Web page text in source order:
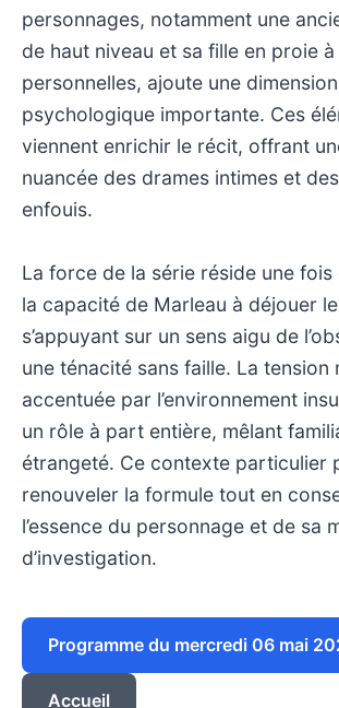
personnages, notamment une
de haut niveau et sa fille en proie
personnelles, ajoute une dimension
psychologique importante. Ces
viennent enrichir le récit, offrant
nuancée des drames intimes et
enfouis.
La force de la série réside une
la capacité de Marleau à déjouer
s’appuyant sur un sens aigu de
une ténacité sans faille. La tension
accentuée par l’environnement
un rôle à part entière, mêlant
étrangeté. Ce contexte particulier
renouveler la formule tout en
l’essence du personnage et de sa
d’investigation.
Programme du mercredi 06 mai
Accueil